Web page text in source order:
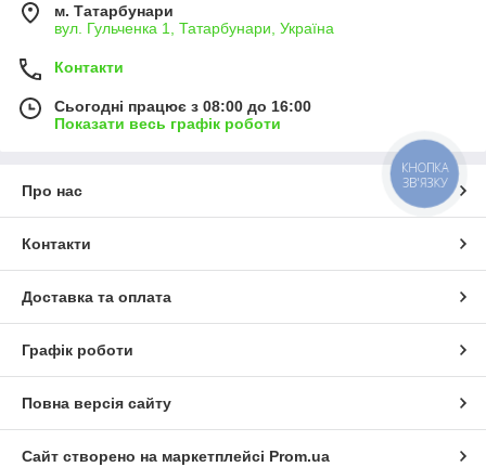
м. Татарбунари
вул. Гульченка 1, Татарбунари, Україна
Контакти
Сьогодні працює з 08:00 до 16:00
Показати весь графік роботи
Про нас
Контакти
Доставка та оплата
Графік роботи
Повна версія сайту
Сайт створено на маркетплейсі Prom.ua
КНОПКА
ЗВ'ЯЗКУ